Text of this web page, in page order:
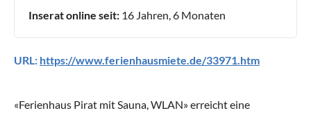
Inserat online seit: 16 Jahren, 6 Monaten
URL: https://www.ferienhausmiete.de/33971.htm
«Ferienhaus Pirat mit Sauna, WLAN» erreicht eine